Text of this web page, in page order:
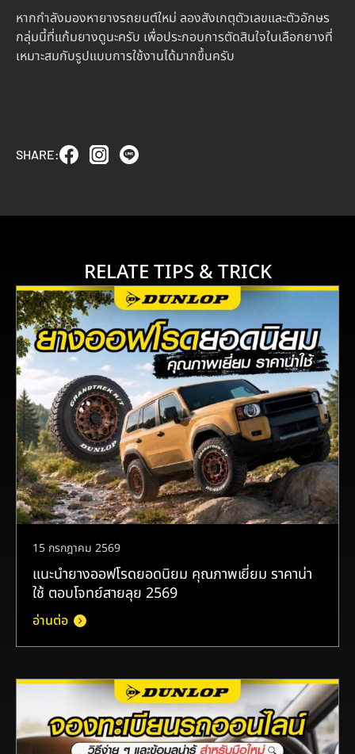
หากกำลังมองหายางรถยนต์ใหม่ ลองสังเกตุตัวเลขและตัวอักษร
กลุ่มนี้ที่แก้มยางดูนะครับ เพื่อประกอบการตัดสินใจในเลือกยางที่
เหมาะสมกับรูปแบบการใช้งานได้มากขึ้นครับ
SHARE:
RELATE TIPS & TRICK
15 กรกฎาคม 2569
แนะนำยางออฟโรดยอดนิยม คุณภาพเยี่ยม ราคาน่า
ใช้ ตอบโจทย์สายลุย 2569
อ่านต่อ